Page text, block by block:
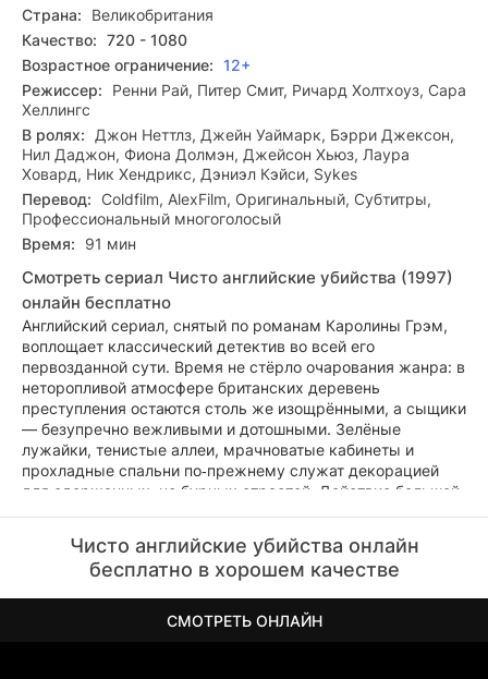
Страна:
Великобритания
Качество: 720 - 1080
Возрастное ограничение: 12+
Режиссер:
Ренни Рай, Питер Смит, Ричард Холтхоуз, Сара
Хеллингс
В ролях:
Джон Неттлз, Джейн Уаймарк, Бэрри Джексон,
Нил Даджон, Фиона Долмэн, Джейсон Хьюз, Лаура
Ховард, Ник Хендрикс, Дэниэл Кэйси, Sykes
Перевод: Coldfilm, AlexFilm, Оригинальный, Субтитры,
Профессиональный многоголосый
Время:
91 мин
Смотреть сериал Чисто английские убийства (1997)
онлайн бесплатно
Английский сериал, снятый по романам Каролины Грэм,
воплощает классический детектив во всей его
первозданной сути. Время не стёрло очарования жанра: в
неторопливой атмосфере британских деревень
преступления остаются столь же изощрёнными, а сыщики
— безупречно вежливыми и дотошными. Зелёные
лужайки, тенистые аллеи, мрачноватые кабинеты и
прохладные спальни по‑прежнему служат декорацией
для сдержанных, но бурных страстей. Действие большей
событиями, которым позавидуют столичные хроники. И
пусть работа местных полицейских непроста и
рискованна — выбирать им не приходится.
Чисто английские убийства онлайн
бесплатно в хорошем качестве
СМОТРЕТЬ ОНЛАЙН